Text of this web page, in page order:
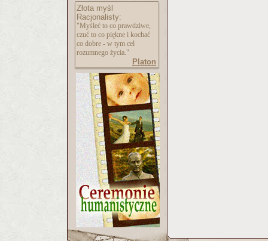
Złota myśl
Racjonalisty:
"Myśleć to co prawdziwe,
czuć to co piękne i kochać
co dobre - w tym cel
rozumnego życia."
Platon